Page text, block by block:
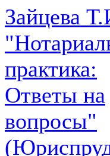
Зайцева
практика:
Ответы на
вопросы"